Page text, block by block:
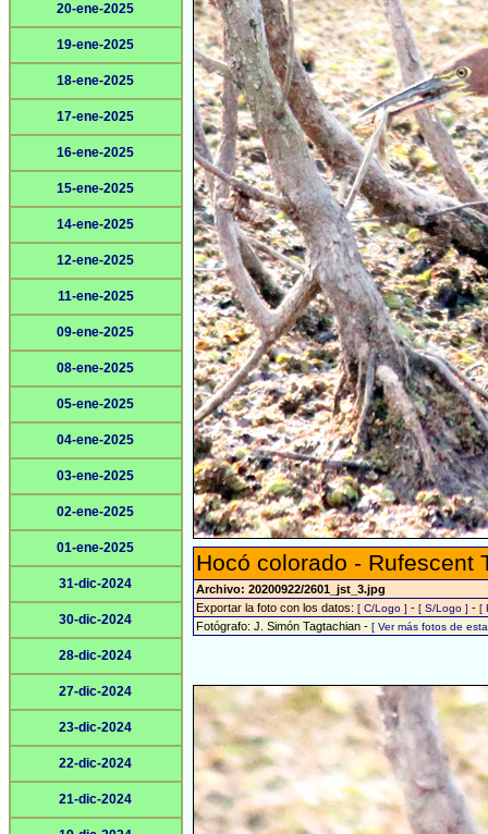
20-ene-2025
19-ene-2025
18-ene-2025
17-ene-2025
16-ene-2025
15-ene-2025
14-ene-2025
12-ene-2025
11-ene-2025
09-ene-2025
08-ene-2025
05-ene-2025
04-ene-2025
03-ene-2025
02-ene-2025
01-ene-2025
31-dic-2024
30-dic-2024
28-dic-2024
27-dic-2024
23-dic-2024
22-dic-2024
21-dic-2024
Hocó colorado - Rufescent
Archivo: 20200922/2601_jst_3.jpg
Exportar la foto con los datos: [ C/Logo ] - [ S/Logo ] - [
Fotógrafo: J. Simón Tagtachian - [ Ver más fotos de